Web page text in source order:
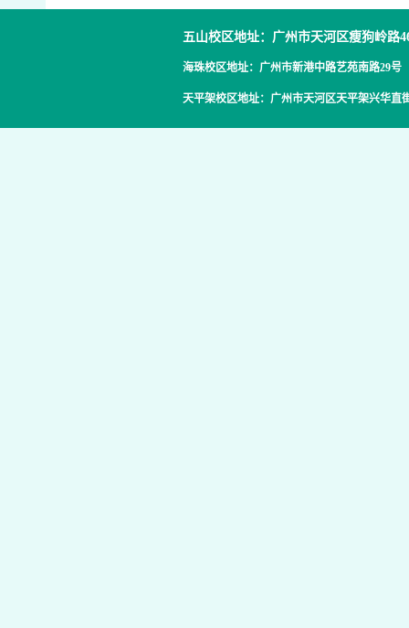
五山校区地址：广州市天河区瘦狗岭
海珠校区地址：广州市新港中路艺苑南路29号
天平架校区地址：广州市天河区天平架兴华直